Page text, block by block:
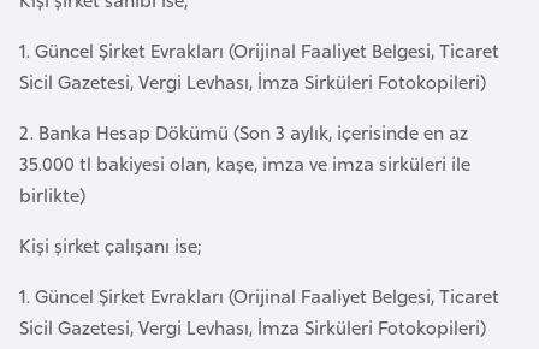
1. Güncel Şirket Evrakları (Orijinal Faaliyet Belgesi, Ticaret
Sicil Gazetesi, Vergi Levhası, İmza Sirküleri Fotokopileri)
2. Banka Hesap Dökümü (Son 3 aylık, içerisinde en az
35.000 tl bakiyesi olan, kaşe, imza ve imza sirküleri ile
birlikte)
Kişi şirket çalışanı ise;
1. Güncel Şirket Evrakları (Orijinal Faaliyet Belgesi, Ticaret
Sicil Gazetesi, Vergi Levhası, İmza Sirküleri Fotokopileri)
B
a
n
l
a
d
e
B